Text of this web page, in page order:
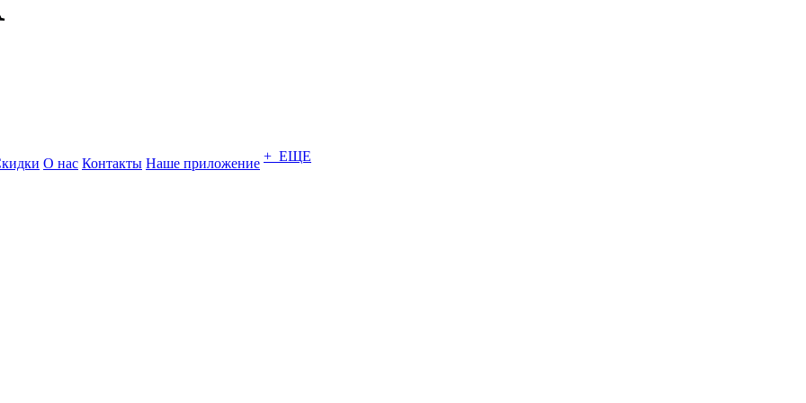
О нас Контакты Наше приложение + ЕЩЕ